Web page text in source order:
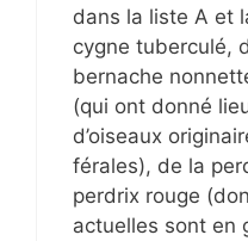
dans la liste A et
cygne tuberculé,
bernache
(qui ont donné
d’oiseaux
férales), de la
perdrix rouge
actuelles sont en